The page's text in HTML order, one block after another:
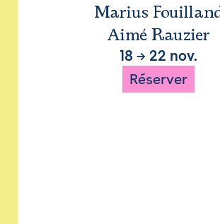
Marius
Aimé Rauzier
18 → 22 nov.
Réserver